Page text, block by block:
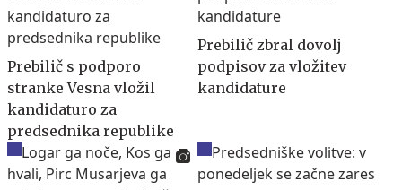
Prebilič s podporo
stranke Vesna vložil
kandidaturo za
predsednika republike
Prebilič zbral dovolj
podpisov za vložitev
kandidature